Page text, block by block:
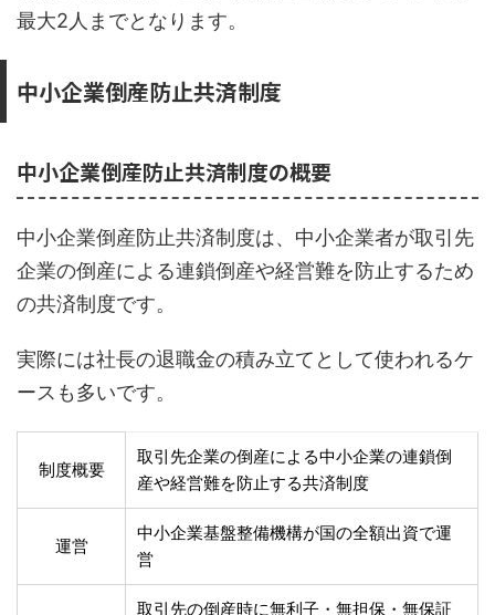
最大2人までとなります。
中小企業倒産防止共済制度
中小企業倒産防止共済制度の概要
中小企業倒産防止共済制度は、中小企業者が取引先
企業の倒産による連鎖倒産や経営難を防止するため
の共済制度です。
実際には社長の退職金の積み立てとして使われるケ
ースも多いです。
制度概要
取引先企業の倒産による中小企業の連鎖倒
産や経営難を防止する共済制度
運営
中小企業基盤整備機構が国の全額出資で運
営
取引先の倒産時に無利子・無担保・無保証